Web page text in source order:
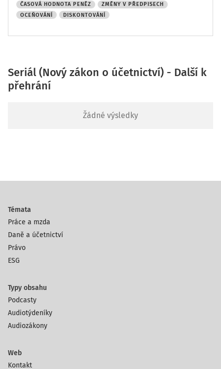
ČASOVÁ HODNOTA PENĚZ
ZMĚNY V PŘEDPISECH
OCEŇOVÁNÍ
DISKONTOVÁNÍ
Seriál (Nový zákon o účetnictví) - Další k
přehrání
Žádné výsledky
Témata
Práce a mzda
Daně a účetnictví
Právo
ESG
Typy obsahu
Podcasty
Audiotýdeníky
Audiozákony
Web
Kontakt